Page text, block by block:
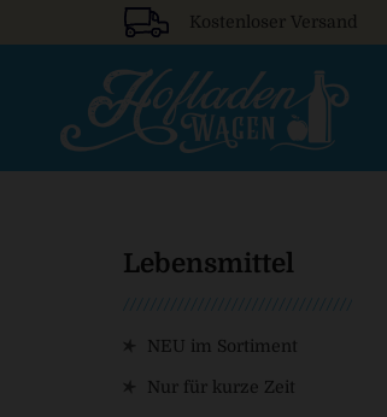
Kostenloser Versand
Lebensmittel
NEU im Sortiment
Nur für kurze Zeit